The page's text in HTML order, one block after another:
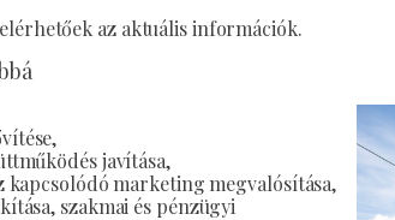
elérhetőek az aktuális információk.
javítása,
marketing megvalósítása,
szakmai és pénzügyi